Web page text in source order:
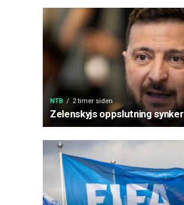
NTB 2 timer siden
Zelenskyjs oppslutning synker